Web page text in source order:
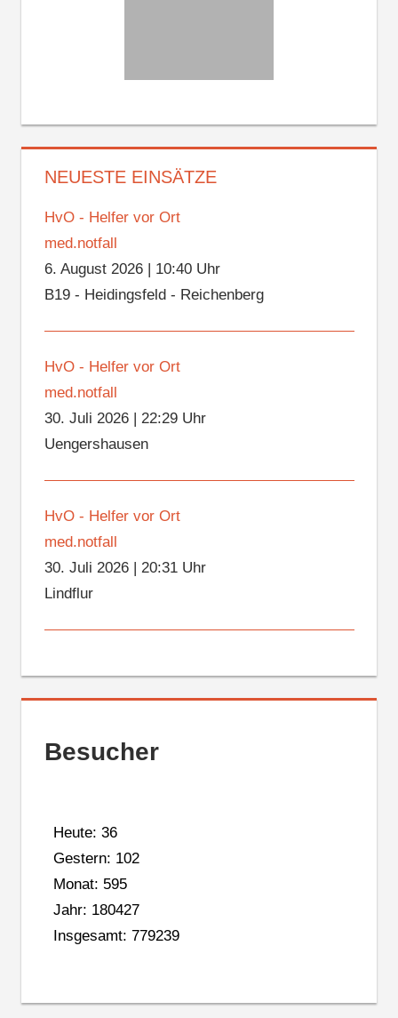
NEUESTE EINSÄTZE
HvO - Helfer vor Ort
med.notfall
6. August 2026| 10:40 Uhr
B19 - Heidingsfeld - Reichenberg
HvO - Helfer vor Ort
med.notfall
30. Juli 2026| 22:29 Uhr
Uengershausen
HvO - Helfer vor Ort
med.notfall
30. Juli 2026| 20:31 Uhr
Lindflur
Besucher
Heute: 36
Gestern: 102
Monat: 595
Jahr: 180427
Insgesamt: 779239